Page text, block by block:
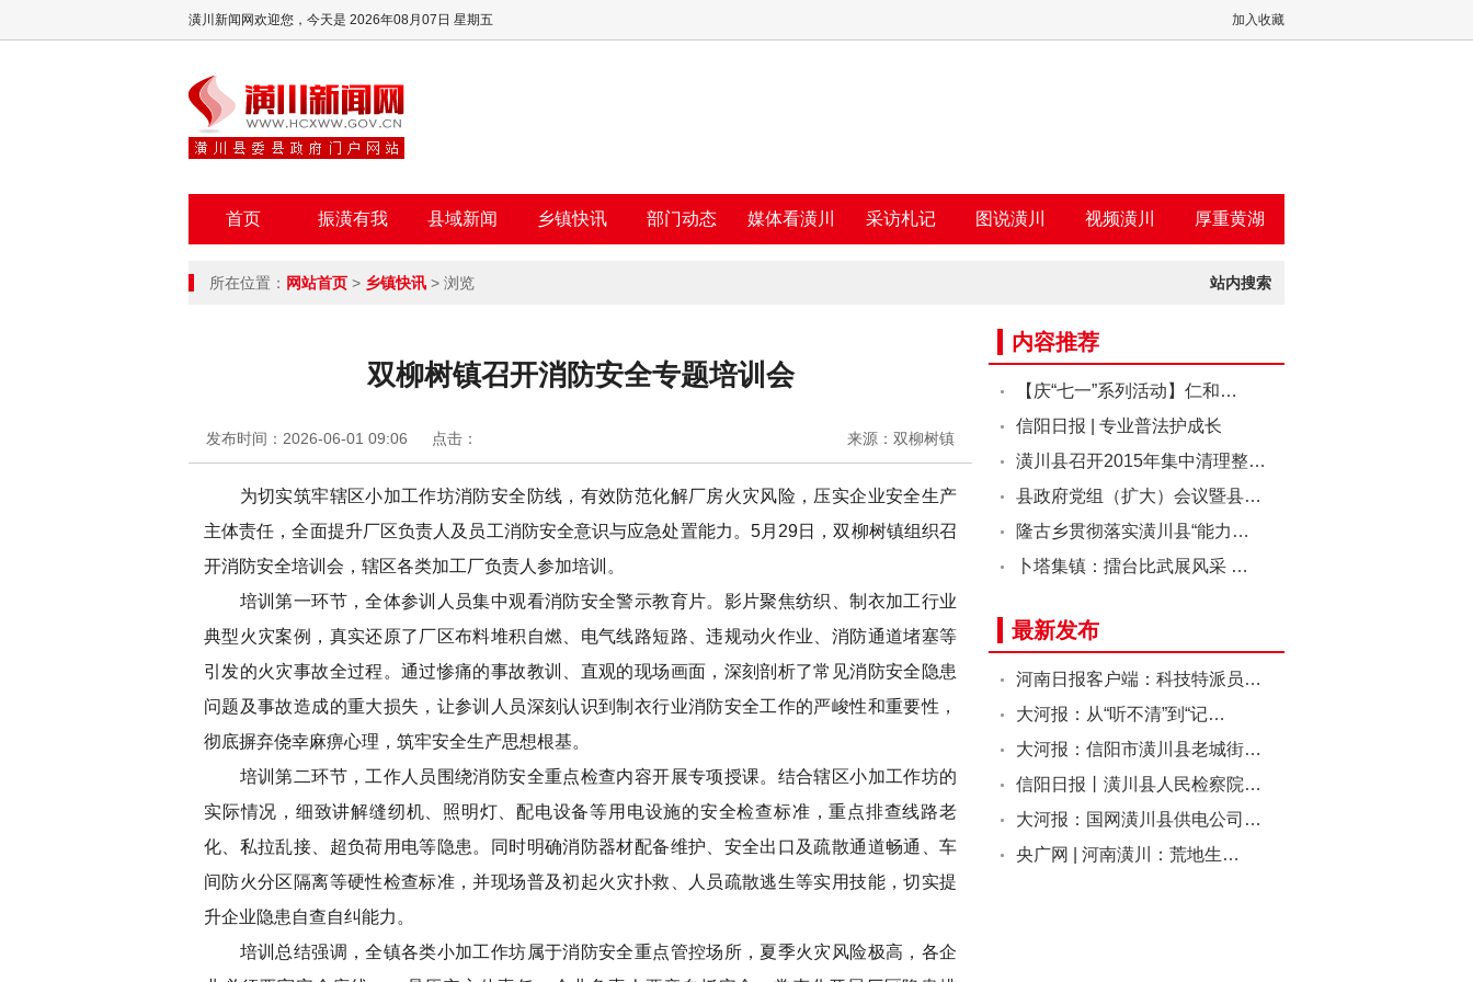
加入收藏
潢川新闻网欢迎您， 今天是 2026年08月07日 星期五
首页 振潢有我 县域新闻 乡镇快讯 部门动态 媒体看潢川 采访札记 图说潢川 视频潢川 厚重黄湖
站内搜索
所在位置： 网站首页 > 乡镇快讯 > 浏览
双柳树镇召开消防安全专题培训会
来源：双柳树镇
发布时间：2026-06-01 09:06 点击：
为切实筑牢辖区小加工作坊消防安全防线，有效防范化解厂房火灾风险，压实企业安全生产
主体责任，全面提升厂区负责人及员工消防安全意识与应急处置能力。5月29日，双柳树镇组织召
开消防安全培训会，辖区各类加工厂负责人参加培训。
培训第一环节，全体参训人员集中观看消防安全警示教育片。影片聚焦纺织、制衣加工行业
典型火灾案例，真实还原了厂区布料堆积自燃、电气线路短路、违规动火作业、消防通道堵塞等
引发的火灾事故全过程。通过惨痛的事故教训、直观的现场画面，深刻剖析了常见消防安全隐患
问题及事故造成的重大损失，让参训人员深刻认识到制衣行业消防安全工作的严峻性和重要性，
彻底摒弃侥幸麻痹心理，筑牢安全生产思想根基。
培训第二环节，工作人员围绕消防安全重点检查内容开展专项授课。结合辖区小加工作坊的
实际情况，细致讲解缝纫机、照明灯、配电设备等用电设施的安全检查标准，重点排查线路老
化、私拉乱接、超负荷用电等隐患。同时明确消防器材配备维护、安全出口及疏散通道畅通、车
间防火分区隔离等硬性检查标准，并现场普及初起火灾扑救、人员疏散逃生等实用技能，切实提
升企业隐患自查自纠能力。
培训总结强调，全镇各类小加工作坊属于消防安全重点管控场所，夏季火灾风险极高，各企
内容推荐
【庆“七一”系列活动】仁和…
信阳日报 | 专业普法护成长
潢川县召开2015年集中清理整…
县政府党组（扩大）会议暨县…
隆古乡贯彻落实潢川县“能力…
卜塔集镇：擂台比武展风采 …
最新发布
河南日报客户端：科技特派员…
大河报：从“听不清”到“记…
大河报：信阳市潢川县老城街…
信阳日报丨潢川县人民检察院…
大河报：国网潢川县供电公司…
央广网 | 河南潢川：荒地生…